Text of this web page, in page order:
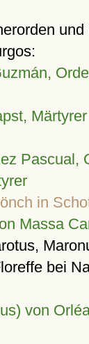
und
Märtyrer
Pascual,
in
Massa
bei
von